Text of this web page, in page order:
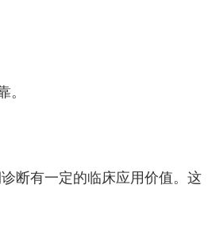
。
断有一定的临床应用价值。这